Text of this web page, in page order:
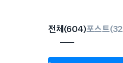
전체(604)포스트(32